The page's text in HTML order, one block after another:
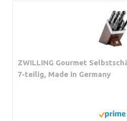
ZWILLING Gourmet
7-teilig, Made in Germany